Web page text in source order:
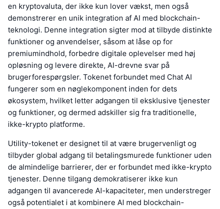
en kryptovaluta, der ikke kun lover vækst, men også
demonstrerer en unik integration af AI med blockchain-
teknologi. Denne integration sigter mod at tilbyde distinkte
funktioner og anvendelser, såsom at låse op for
premiumindhold, forbedre digitale oplevelser med høj
opløsning og levere direkte, AI-drevne svar på
brugerforespørgsler. Tokenet forbundet med Chat AI
fungerer som en nøglekomponent inden for dets
økosystem, hvilket letter adgangen til eksklusive tjenester
og funktioner, og dermed adskiller sig fra traditionelle,
ikke-krypto platforme.
Utility-tokenet er designet til at være brugervenligt og
tilbyder global adgang til betalingsmurede funktioner uden
de almindelige barrierer, der er forbundet med ikke-krypto
tjenester. Denne tilgang demokratiserer ikke kun
adgangen til avancerede AI-kapaciteter, men understreger
også potentialet i at kombinere AI med blockchain-